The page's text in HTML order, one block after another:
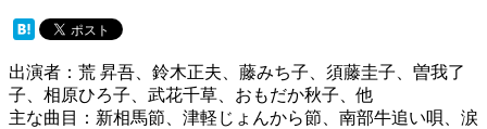
出演者：荒 昇吾、鈴木正夫、藤みち子、須藤圭子、曽我了
子、相原ひろ子、武花千草、おもだか秋子、他
主な曲目：新相馬節、津軽じょんから節、南部牛追い唄、涙